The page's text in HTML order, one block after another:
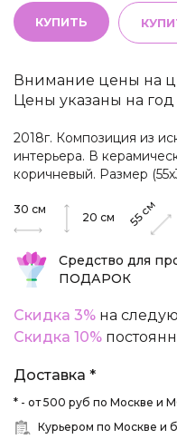
КУПИТЬ
Внимание цены на
Цены указаны на год
2018г. Композиция из
интерьера. В
коричневый. Размер
30 см
20 см 55см
Средство для
ПОДАРОК
Скидка 3% на
Скидка 10%
Доставка *
* - от 500 руб по Москве и
Курьером по Москве и